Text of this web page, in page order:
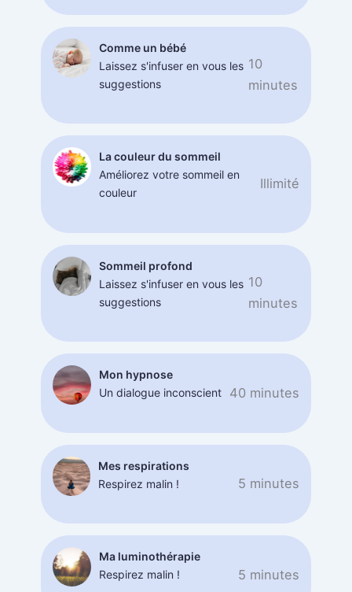
Comme un bébé
Laissez s'infuser en vous les
suggestions
10
minutes
La couleur du sommeil
Améliorez votre sommeil en
couleur
Illimité
Sommeil profond
Laissez s'infuser en vous les
suggestions
10
minutes
Mon hypnose
Un dialogue inconscient
40 minutes
Mes respirations
Respirez malin !
5 minutes
Ma luminothérapie
Respirez malin !
5 minutes